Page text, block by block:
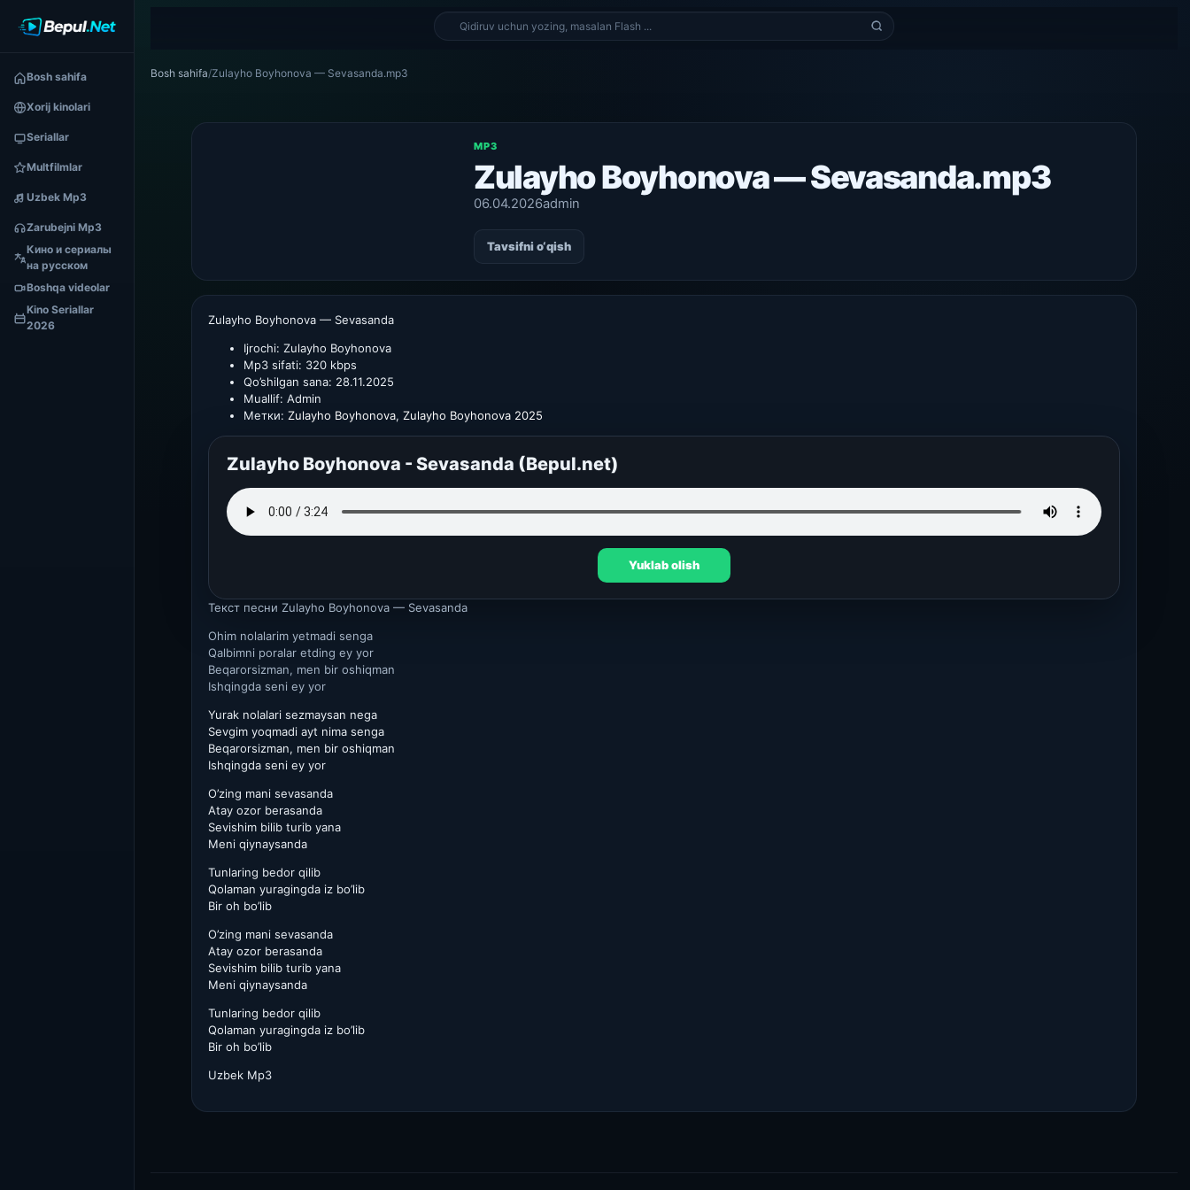
Bosh sahifa
Xorij kinolari
Seriallar
Multfilmlar
Uzbek Mp3
Zarubejni Mp3
Кино и сериалы
на русском
Boshqa videolar
Kino Seriallar
2026
Bosh sahifa/Zulayho Boyhonova — Sevasanda.mp3
MP3
Zulayho Boyhonova — Sevasanda.mp3
06.04.2026admin
Tavsifni o‘qish
Zulayho Boyhonova — Sevasanda
Ijrochi: Zulayho Boyhonova
Mp3 sifati: 320 kbps
Qo’shilgan sana: 28.11.2025
Muallif: Admin
Метки: Zulayho Boyhonova, Zulayho Boyhonova 2025
Zulayho Boyhonova - Sevasanda (Bepul.net)
Yuklab olish
Текст песни Zulayho Boyhonova — Sevasanda
Ohim nolalarim yetmadi senga
Qalbimni poralar etding ey yor
Beqarorsizman, men bir oshiqman
Ishqingda seni ey yor
Yurak nolalari sezmaysan nega
Sevgim yoqmadi ayt nima senga
Beqarorsizman, men bir oshiqman
Ishqingda seni ey yor
O’zing mani sevasanda
Atay ozor berasanda
Sevishim bilib turib yana
Meni qiynaysanda
Tunlaring bedor qilib
Qolaman yuragingda iz bo’lib
Bir oh bo’lib
O’zing mani sevasanda
Atay ozor berasanda
Sevishim bilib turib yana
Meni qiynaysanda
Tunlaring bedor qilib
Qolaman yuragingda iz bo’lib
Bir oh bo’lib
Uzbek Mp3